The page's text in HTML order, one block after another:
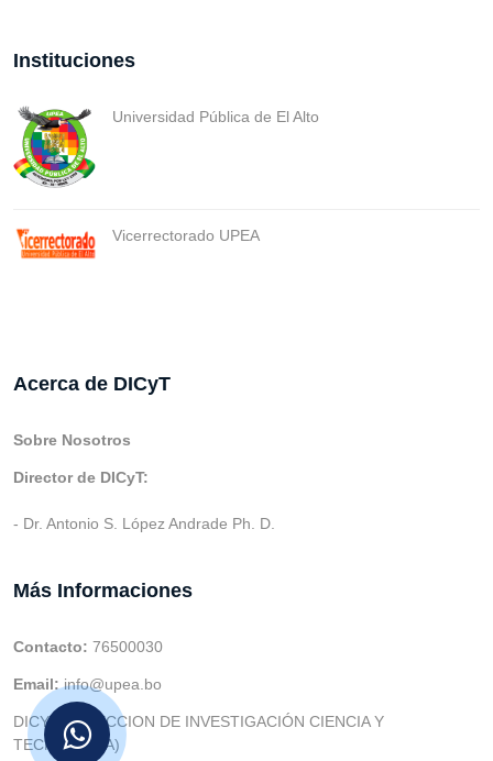
Instituciones
Universidad Pública de El Alto
Vicerrectorado UPEA
Acerca de DICyT
Sobre Nosotros
Director de DICyT:
- Dr. Antonio S. López Andrade Ph. D.
Más Informaciones
Contacto: 76500030
Email:info@upea.bo
DICYT (DIRECCION DE INVESTIGACIÓN CIENCIA Y
TECNOLOGIA)